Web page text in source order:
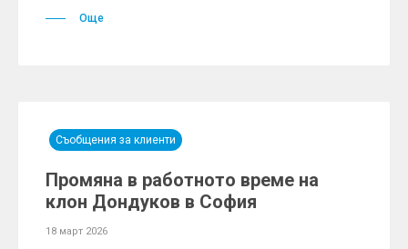
Още
Съобщения за клиенти
Промяна в работното време на
клон Дондуков в София
18 март 2026